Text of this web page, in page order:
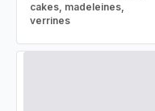
cakes, madeleines,
verrines